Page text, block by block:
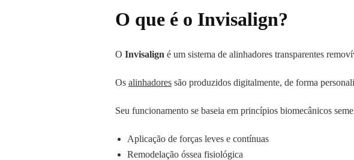
O que é o Invisalign?
O Invisalign é um sistema de alinhadores transparentes
Os alinhadores são produzidos digitalmente, de forma
Seu funcionamento se baseia em princípios biomecânicos
Aplicação de forças leves e contínuas
Remodelação óssea fisiológica